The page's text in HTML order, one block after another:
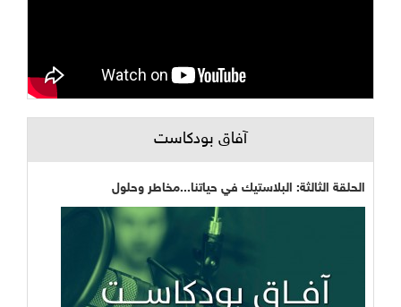
آفاق بودكاست
الحلقة الثالثة: البلاستيك في حياتنا...مخاطر وحلول